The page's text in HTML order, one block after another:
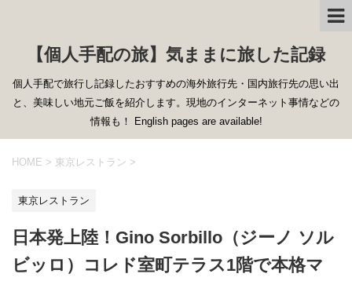
【個人手配の旅】気ままに旅した記録
個人手配で旅行し記録したおすすめの海外旅行先・国内旅行先の思い出
と、美味しい地元ご飯を紹介します。現地のインターネット事情などの
情報も！ English pages are available!
HOME > 東京レストラン >
東京レストラン
日本発上陸！Gino Sorbillo（ジーノ ソル
ビッロ）コレド室町テラス1階で本格マ